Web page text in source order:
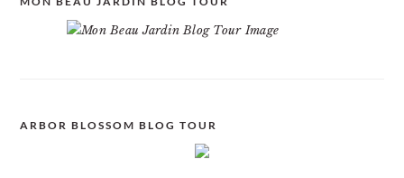
ARBOR BLOSSOM BLOG TOUR